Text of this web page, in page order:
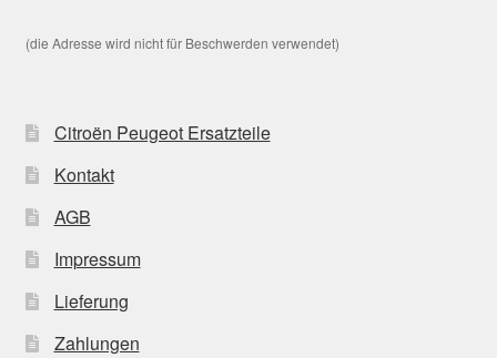
(die Adresse wird nicht für Beschwerden verwendet)
Citroën Peugeot Ersatzteile
Kontakt
AGB
Impressum
Lieferung
Zahlungen